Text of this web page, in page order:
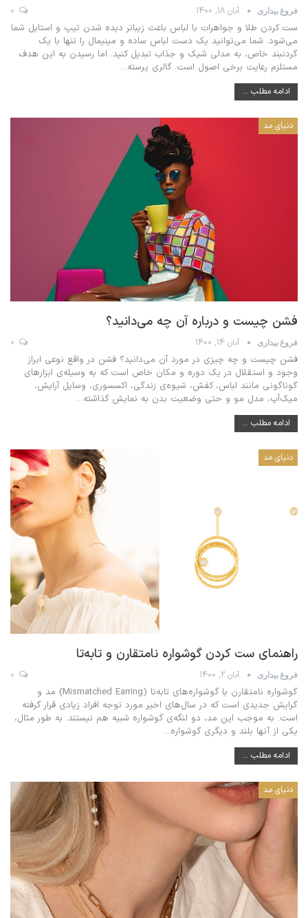
فروغ بیداری آبان 18, 1400
ست کردن طلا و جواهرات با لباس‌ باعث زیباتر دیده شدن تیپ و استایل شما
می‌شود. شما می‌توانید یک دست لباس ساده و مینیمال را تنها با یک
گردنبند خاص، به مدلی شیک و جذاب تبدیل کنید. اما رسیدن به این هدف
مستلزم رعایت برخی اصول است. گالری پرسته…
ادامه مطلب ...
دنیای مد
فشن چیست و درباره آن چه می‌دانید؟
فروغ بیداری آبان 14, 1400
فشن چیست و چه چیزی در مورد آن می‌دانید؟ فشن در واقع نوعی ابراز
وجود و استقلال در یک دوره و مکان خاص است که به وسیله‌ی ابزارهای
گوناگونی مانند لباس، کفش، شیوه‌ی زندگی، اکسسوری، وسایل آرایش،
میک‌آپ، مدل مو و حتی وضعیت بدن به نمایش گذاشته…
ادامه مطلب ...
دنیای مد
راهنمای ست کردن گوشواره نامتقارن و تابه‌تا
فروغ بیداری آبان 2, 1400
گوشواره نامتقارن یا گوشواره‌های تابه‌تا (Mismatched Earring) مد و
گرایش جدیدی است که در سال‌های اخیر مورد توجه افراد زیادی قرار گرفته
است. به موجب این مد، دو لنگه‌ی گوشواره شبیه هم نیستند. به طور مثال،
یکی از آنها بلند و دیگری گوشواره…
ادامه مطلب ...
دنیای مد